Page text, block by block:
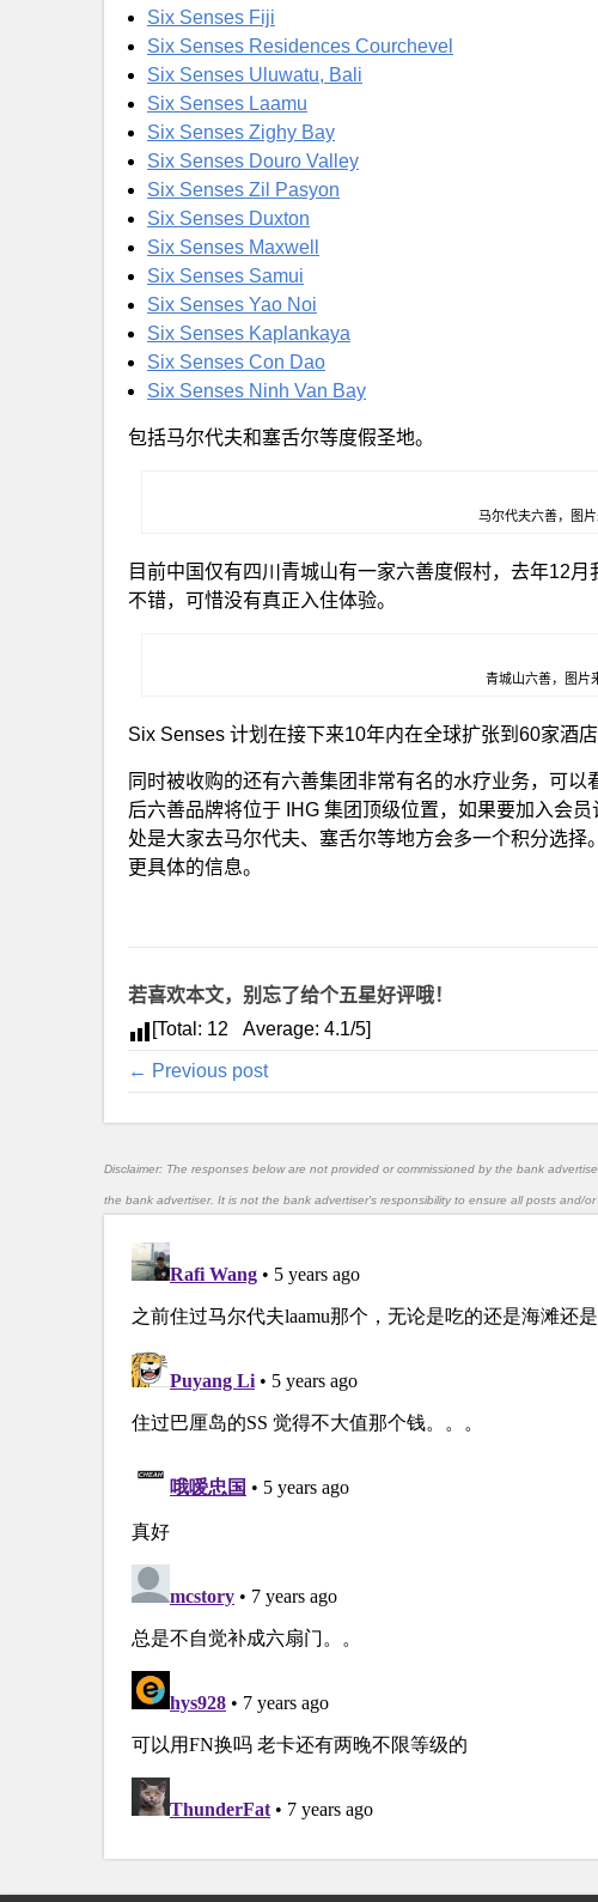
Six Senses Fiji
Six Senses Residences Courchevel
Six Senses Uluwatu, Bali
Six Senses Laamu
Six Senses Zighy Bay
Six Senses Douro Valley
Six Senses Zil Pasyon
Six Senses Duxton
Six Senses Maxwell
Six Senses Samui
Six Senses Yao Noi
Six Senses Kaplankaya
Six Senses Con Dao
Six Senses Ninh Van Bay
包括马尔代夫和塞舌尔等度假圣地。
马尔代夫六善，图
目前中国仅有四川青城山有一家六善度假村，去年12
不错，可惜没有真正入住体验。
青城山六善，图片
Six Senses 计划在接下来10年内在全球扩张到60家酒店
同时被收购的还有六善集团非常有名的水疗业务，可
后六善品牌将位于 IHG 集团顶级位置，如果要加入会
处是大家去马尔代夫、塞舌尔等地方会多一个积分选
更具体的信息。
若喜欢本文，别忘了给个五星好评哦！
[Total: 12 Average: 4.1/5]
← Previous post
Disclaimer: The responses below are not provided or commissioned by the bank
the bank advertiser. It is not the bank advertiser's responsibility to ensure all posts and/or